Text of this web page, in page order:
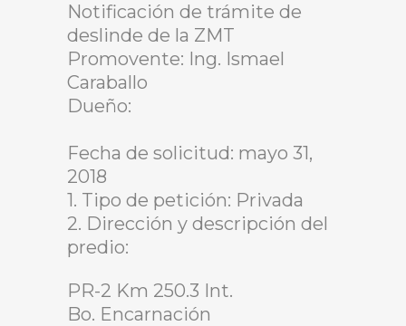
Notificación de trámite de
deslinde de la ZMT
Promovente: Ing. Ismael
Caraballo
Dueño:
Fecha de solicitud: mayo 31,
2018
1. Tipo de petición: Privada
2. Dirección y descripción del
predio:
PR-2 Km 250.3 Int.
Bo. Encarnación